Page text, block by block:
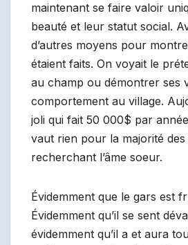
maintenant se faire valoir
beauté et leur statut social.
d’autres moyens pour
étaient faits. On voyait le
au champ ou démontrer ses
comportement au village.
joli qui fait 50 000$ par
vaut rien pour la majorité des
recherchant l’âme soeur.
Évidemment que le gars est
Évidemment qu’il se sent
évidemment qu’il a et aura